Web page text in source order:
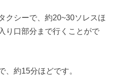
クシーで、約20~30ソレスほ
り口部分まで行くことがで
、約15分ほどです。